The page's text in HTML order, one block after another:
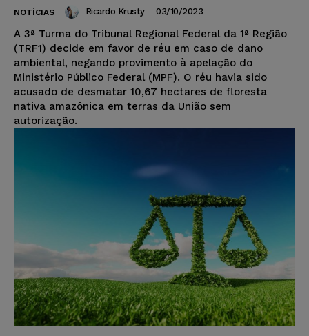
NOTÍCIAS Ricardo Krusty - 03/10/2023
A 3ª Turma do Tribunal Regional Federal da 1ª Região
(TRF1) decide em favor de réu em caso de dano
ambiental, negando provimento à apelação do
Ministério Público Federal (MPF). O réu havia sido
acusado de desmatar 10,67 hectares de floresta
nativa amazônica em terras da União sem
autorização.